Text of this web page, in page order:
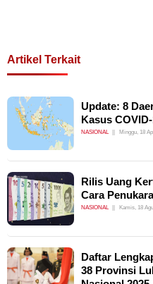
Artikel Terkait
Update: 8
Kasus
NASIONAL Minggu, 18
Rilis Uang
Cara
NASIONAL Kamis, 18
Daftar
38 Provinsi